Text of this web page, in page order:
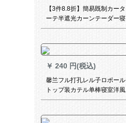
ングリングリングのボンテー
クの内径は38 mm 40です。
【3件8.8折】簡易既制カータ
ーテ半遮光カーンテーダー寝
室リビアンテーム学校シンド
ダーダーダーダーダーセンタ
ー1.0 m幅*2.25 m高フク1枚
￥ 240 円(税込)
馨兰フル打孔レル子ロポール
トップ装カテル单棒寝室洋風
明軌ロマー棒水晶Ӣド象歯白